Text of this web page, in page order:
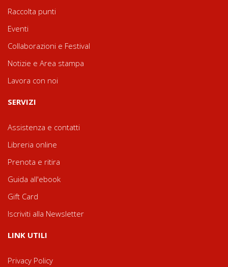
Raccolta punti
Eventi
Collaborazioni e Festival
Notizie e Area stampa
Lavora con noi
SERVIZI
Assistenza e contatti
Libreria online
Prenota e ritira
Guida all'ebook
Gift Card
Iscriviti alla Newsletter
LINK UTILI
Privacy Policy